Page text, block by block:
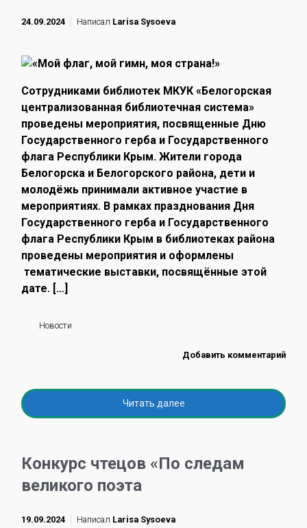
24.09.2024 Написал Larisa Sysoeva
Сотрудниками библиотек МКУК «Белогорская
централизованная библиотечная система»
проведены мероприятия, посвященные Дню
Государственного герба и Государственного
флага Республики Крым. Жители города
Белогорска и Белогорского района, дети и
молодёжь принимали активное участие в
мероприятиях. В рамках празднования Дня
Государственного герба и Государственного
флага Республики Крым в библиотеках района
проведены мероприятия и оформлены
тематические выставки, посвящённые этой
дате. […]
Новости
Добавить комментарий
Читать далее
Конкурс чтецов «По следам
великого поэта
19.09.2024 Написал Larisa Sysoeva